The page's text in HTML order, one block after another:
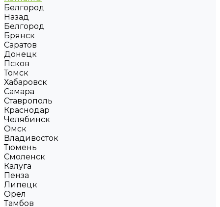
Белгород
Назад
Белгород
Брянск
Саратов
Донецк
Псков
Томск
Хабаровск
Самара
Ставрополь
Краснодар
Челябинск
Омск
Владивосток
Тюмень
Смоленск
Калуга
Пенза
Липецк
Орел
Тамбов